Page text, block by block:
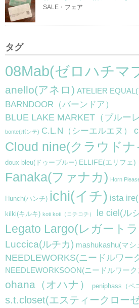
SALE・フェア
タグ
08Mab(ゼロハチマ
anello(アネロ) ATELIER
BARNDOOR（バーンドア）
BLUE LAKE MARKET（ブルー
bonte(ボンテ) C.L.N（シーエルエヌ）
Cloud nine(クラウドナ
doux bleu(ドゥーブルー) ELLIFE(エリフェ)
Fanaka(ファナカ) Horn
Hunch(ハンチ) ichi(イチ) ista
kilki(キルキ) koti koti（コチコチ） le ciel(ル
Legato Largo(レガート
Luccica(ルチカ) mashukashu(マシ
NEEDLEWORKS(ニードルワー
NEEDLEWORKSOON(ニードルワーク
ohana（オハナ） peniphass（ペ
s.t.closet(エスティークロー